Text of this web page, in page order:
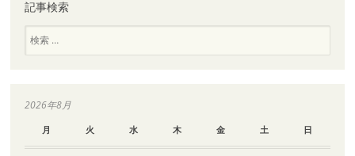
記事検索
索
2026年8月
月 火 水 木 金 土 日